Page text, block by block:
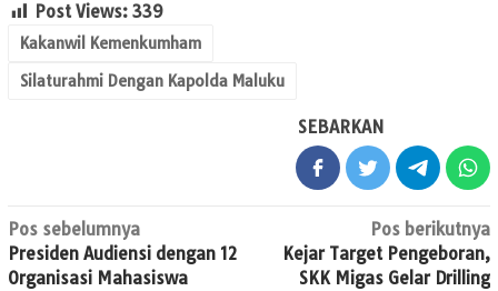
Post Views: 339
Kakanwil Kemenkumham
Silaturahmi Dengan Kapolda Maluku
SEBARKAN
Navigasi
pos
Pos sebelumnya
Presiden Audiensi dengan 12
Organisasi Mahasiswa
Pos berikutnya
Kejar Target Pengeboran,
SKK Migas Gelar Drilling